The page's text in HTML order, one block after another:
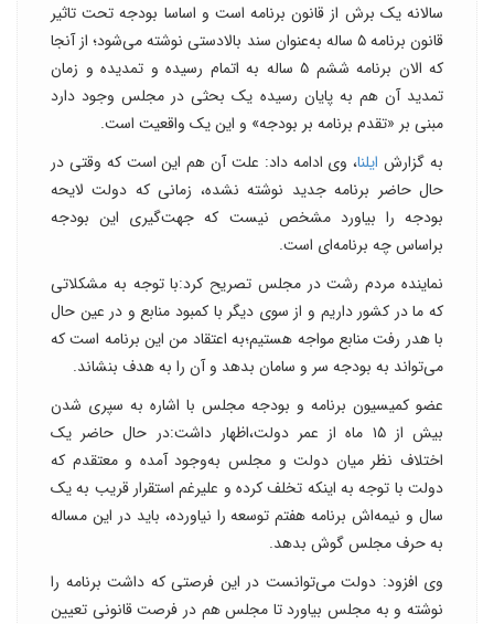
سالانه یک برش از قانون برنامه است و اساسا بودجه تحت تاثیر
قانون برنامه ۵ ساله به‌عنوان سند بالادستی نوشته می‌شود؛ از آنجا
که الان برنامه ششم ۵ ساله به اتمام رسیده و تمدیده و زمان
تمدید آن هم به پایان رسیده یک بحثی در مجلس وجود دارد
مبنی بر «تقدم برنامه بر بودجه» و این یک واقعیت است.
به گزارشایلنا، وی ادامه داد: علت آن هم این است که وقتی در
حال حاضر برنامه‌ جدید نوشته نشده، زمانی که دولت لایحه
بودجه را بیاورد مشخص نیست که جهت‌گیری این بودجه
براساس چه برنامه‌ای است.
نماینده مردم رشت در مجلس تصریح کرد:با توجه به مشکلاتی
که ما در کشور داریم و از سوی دیگر با کمبود منابع و در عین حال
با هدر رفت منابع مواجه هستیم؛به اعتقاد من این برنامه است که
می‌تواند به بودجه سر و سامان بدهد و آن را به هدف بنشاند.
عضو کمیسیون برنامه و بودجه مجلس با اشاره به سپری شدن
بیش از ۱۵ ماه از عمر دولت،اظهار داشت:در حال حاضر یک
اختلاف نظر میان دولت و مجلس به‌وجود آمده و معتقدم که
دولت با توجه به اینکه تخلف کرده و علیرغم استقرار قریب به یک
سال و نیمه‌اش برنامه هفتم توسعه را نیاورده، باید در این مساله
به حرف مجلس گوش بدهد.
وی افزود: دولت می‌توانست در این فرصتی که داشت برنامه را
نوشته و به مجلس بیاورد تا مجلس هم در فرصت قانونی تعیین